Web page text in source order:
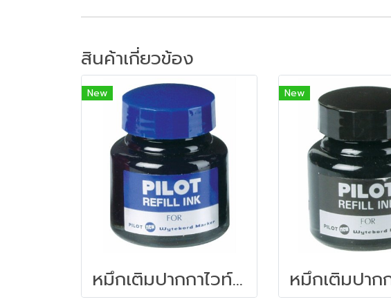
สินค้าเกี่ยวข้อง
New
หมึกเติมปากกาไวท์บอร์ด 30 ซีซี. สีน้ำเงิน ไพล็อต
New